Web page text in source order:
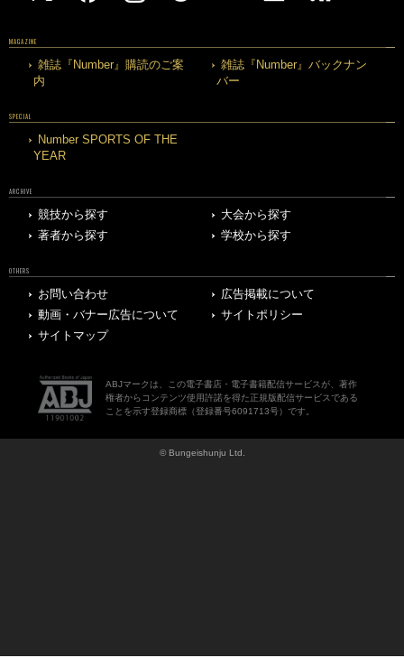
MAGAZINE
雑誌『Number』購読のご案
内
雑誌『Number』バックナン
バー
SPECIAL
Number SPORTS OF THE
YEAR
ARCHIVE
競技から探す
大会から探す
著者から探す
学校から探す
OTHERS
お問い合わせ
広告掲載について
動画・バナー広告について
サイトポリシー
サイトマップ
ABJマークは、この電子書店・電子書籍配信サービスが、著作
権者からコンテンツ使用許諾を得た正規版配信サービスである
ことを示す登録商標（登録番号6091713号）です。
© Bungeishunju Ltd.